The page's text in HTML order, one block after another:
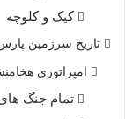
کیک و کلوچه
تاریخ سرزمین
امپراتوری
تمام جنگ